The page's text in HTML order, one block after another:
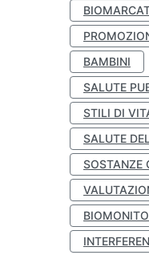
BAMBINI
SALUTE
STILI DI
SALUTE
SOSTANZE